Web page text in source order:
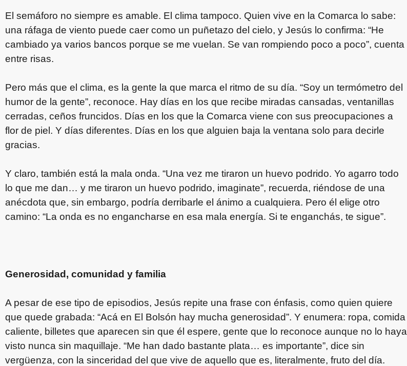
El semáforo no siempre es amable. El clima tampoco. Quien vive en la Comarca lo sabe:
una ráfaga de viento puede caer como un puñetazo del cielo, y Jesús lo confirma: “He
cambiado ya varios bancos porque se me vuelan. Se van rompiendo poco a poco”, cuenta
entre risas.
Pero más que el clima, es la gente la que marca el ritmo de su día. “Soy un termómetro del
humor de la gente”, reconoce. Hay días en los que recibe miradas cansadas, ventanillas
cerradas, ceños fruncidos. Días en los que la Comarca viene con sus preocupaciones a
flor de piel. Y días diferentes. Días en los que alguien baja la ventana solo para decirle
gracias.
Y claro, también está la mala onda. “Una vez me tiraron un huevo podrido. Yo agarro todo
lo que me dan… y me tiraron un huevo podrido, imaginate”, recuerda, riéndose de una
anécdota que, sin embargo, podría derribarle el ánimo a cualquiera. Pero él elige otro
camino: “La onda es no engancharse en esa mala energía. Si te enganchás, te sigue”.
Generosidad, comunidad y familia
A pesar de ese tipo de episodios, Jesús repite una frase con énfasis, como quien quiere
que quede grabada: “Acá en El Bolsón hay mucha generosidad”. Y enumera: ropa, comida
caliente, billetes que aparecen sin que él espere, gente que lo reconoce aunque no lo haya
visto nunca sin maquillaje. “Me han dado bastante plata… es importante”, dice sin
vergüenza, con la sinceridad del que vive de aquello que es, literalmente, fruto del día.